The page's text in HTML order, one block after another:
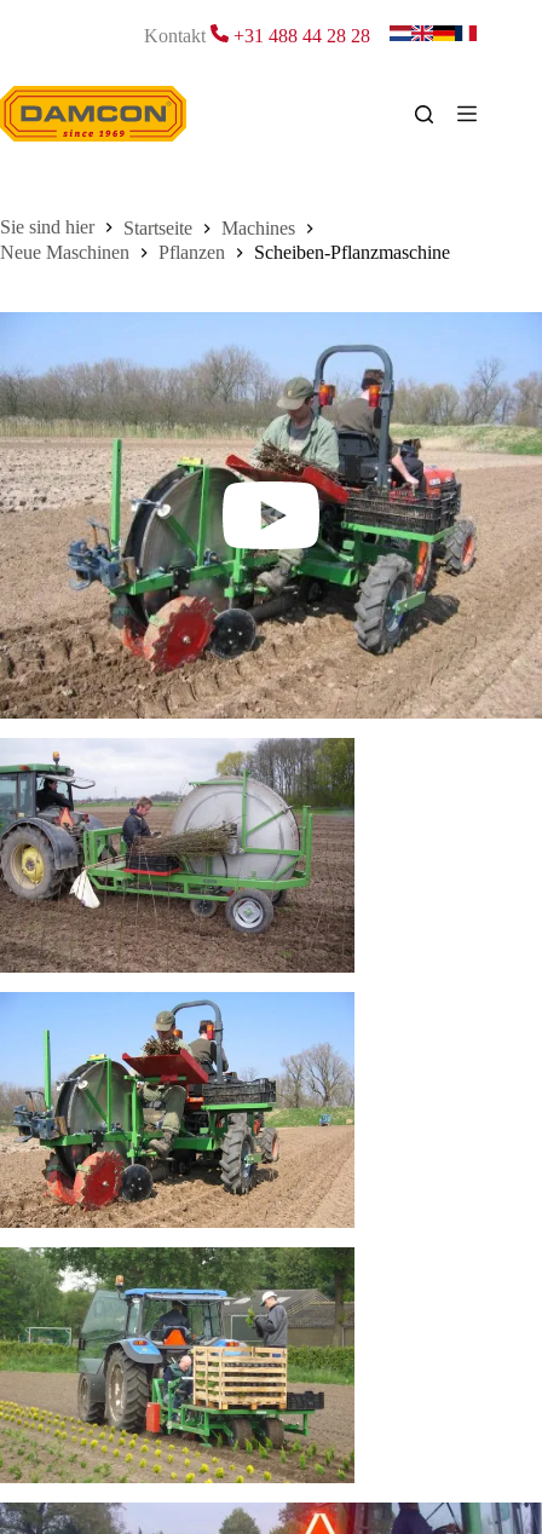
Kontakt +31 488 44 28 28
Startseite
Machines
Neue Maschinen
Pflanzen Scheiben-Pflanzmaschine